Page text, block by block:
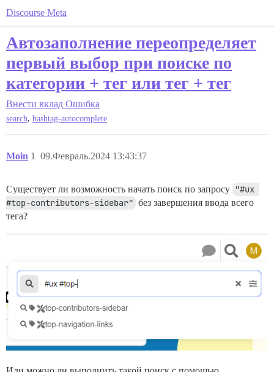
Discourse Meta
Автозаполнение переопределяет
первый выбор при поиске по
категории + тег или тег + тег
Внести вклад Ошибка
search, hashtag-autocomplete
Moin 09.Февраль.2024 13:43:37
1
Существует ли возможность начать поиск по запросу "#ux
#top-contributors-sidebar" без завершения ввода всего
тега?